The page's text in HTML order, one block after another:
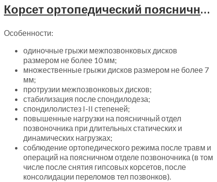
Корсет ортопедический пояснично-крестцовый мужской (высота 35см)Trives, Т-1501-35 (Т.56.91)
Особенности:
одиночные грыжи межпозвонковых дисков
размером не более 10 мм;
множественные грыжи дисков размером не более 7
мм;
протрузии межпозвонковых дисков;
стабилизация после спондилодеза;
спондилолистез I-II степеней;
повышенные нагрузки на поясничный отдел
позвоночника при длительных статических и
динамических нагрузках;
соблюдение ортопедического режима после травм и
операций на поясничном отделе позвоночника (в том
числе после снятия гипсовых корсетов, после
консолидации переломов тел позвонков).